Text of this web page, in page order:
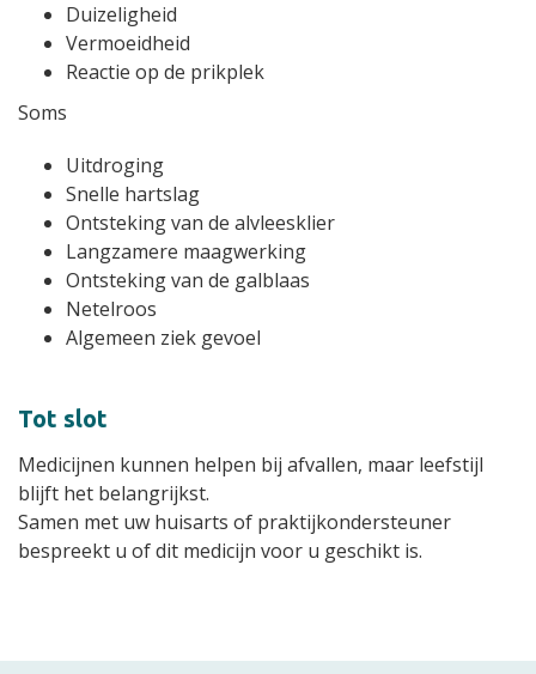
Duizeligheid
Vermoeidheid
Reactie op de prikplek
Soms
Uitdroging
Snelle hartslag
Ontsteking van de alvleesklier
Langzamere maagwerking
Ontsteking van de galblaas
Netelroos
Algemeen ziek gevoel
Tot slot
Medicijnen kunnen helpen bij afvallen, maar leefstijl
blijft het belangrijkst.
Samen met uw huisarts of praktijkondersteuner
bespreekt u of dit medicijn voor u geschikt is.